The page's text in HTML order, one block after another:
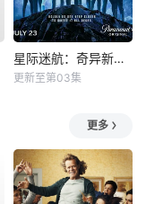
星际迷航：奇异新世界第四季
更新至第03集
更多